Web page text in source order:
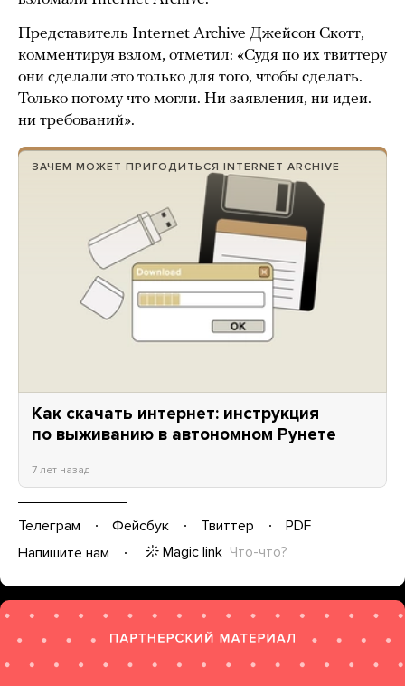
Представитель Internet Archive Джейсон Скотт,
комментируя взлом, отметил: «Судя по их твиттеру
они сделали это только для того, чтобы сделать.
Только потому что могли. Ни заявления, ни идеи.
ни требований».
ЗАЧЕМ МОЖЕТ ПРИГОДИТЬСЯ INTERNET ARCHIVE
Как скачать интернет: инструкция
по выживанию в автономном Рунете
7 лет назад
Телеграм Фейсбук Твиттер
PDF
Напишите нам
Magic link Что-что?